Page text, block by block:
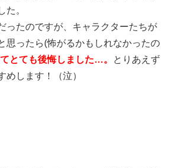
た。
ったのですが、キャラクターたちが
思ったら(怖がるかもしれなかったの
とても後悔しました…。
とりあえず
めします！（泣）